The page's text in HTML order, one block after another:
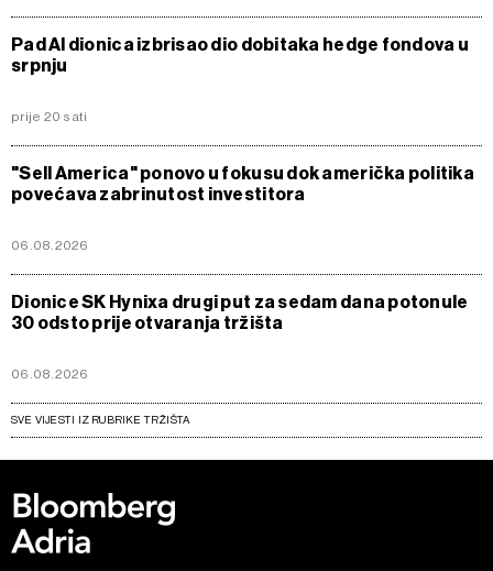
Pad AI dionica izbrisao dio dobitaka hedge fondova u
srpnju
prije 20 sati
"Sell America" ponovo u fokusu dok američka politika
povećava zabrinutost investitora
06.08.2026
Dionice SK Hynixa drugi put za sedam dana potonule
30 odsto prije otvaranja tržišta
06.08.2026
SVE VIJESTI IZ RUBRIKE TRŽIŠTA